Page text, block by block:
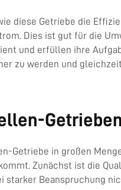
diese Getriebe die
Dies ist gut für die
und erfüllen ihre
zu werden und
Getriebe in großen
Zunächst ist die
starker Beanspruchung